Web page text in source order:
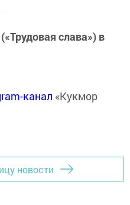
слава») в
канал «Кукмор
новости